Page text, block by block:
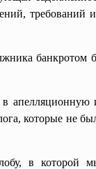
требований
банкротом
апелляционную
которые не
в которой